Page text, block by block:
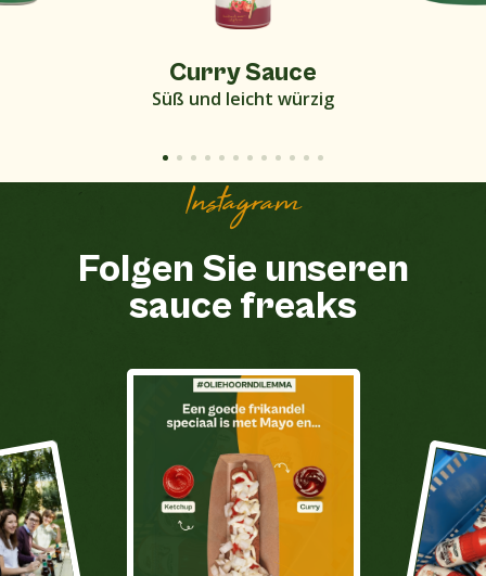
Curry Sauce
Süß und leicht würzig
Instagram
Folgen Sie unseren
sauce freaks